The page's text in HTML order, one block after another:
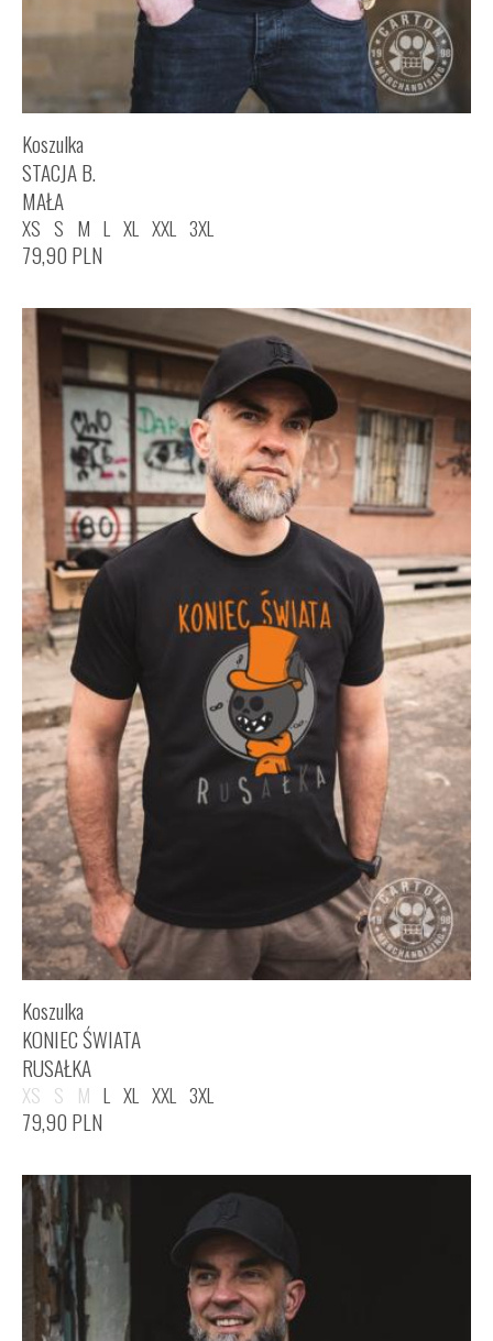
Koszulka
STACJA B.
MAŁA
XS S M L XL XXL 3XL
79,90 PLN
Koszulka
KONIEC ŚWIATA
RUSAŁKA
XS S M L XL XXL 3XL
79,90 PLN